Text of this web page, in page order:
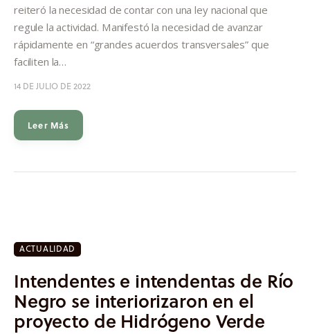
reiteró la necesidad de contar con una ley nacional que
regule la actividad. Manifestó la necesidad de avanzar
rápidamente en “grandes acuerdos transversales” que
faciliten la…
14 DE JULIO DE 2022
Leer Más
ACTUALIDAD
Intendentes e intendentas de Río
Negro se interiorizaron en el
proyecto de Hidrógeno Verde